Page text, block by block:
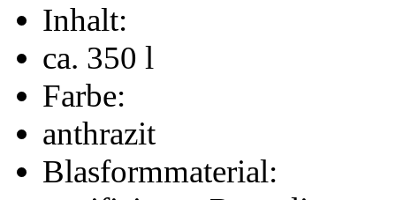
Inhalt:
ca. 350 l
Farbe:
anthrazit
Blasformmaterial: